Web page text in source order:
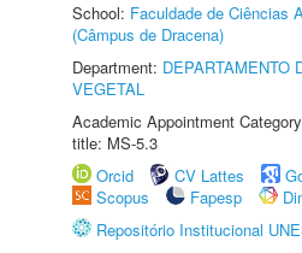
School: Faculdade de Ciências
(Câmpus de Dracena)
Department: DEPARTAMENTO
VEGETAL
Academic Appointment
title: MS-5.3
Orcid
CV Lattes
Scopus
Fapesp
Repositório Institucional